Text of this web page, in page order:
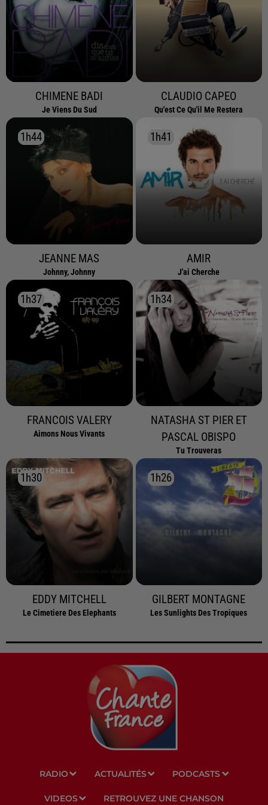
CHIMENE BADI
Je Viens Du Sud
CLAUDIO CAPEO
Qu'est Ce Qu'il Me Restera
1h44
1h44
JEANNE MAS
Johnny, Johnny
1h41
1h41
AMIR
J'ai Cherche
1h37
1h37
FRANCOIS VALERY
Aimons Nous Vivants
1h34
1h34
NATASHA ST PIER ET
PASCAL OBISPO
Tu Trouveras
1h30
1h30
EDDY MITCHELL
Le Cimetiere Des Elephants
1h26
1h26
GILBERT MONTAGNE
Les Sunlights Des Tropiques
RADIO ACTUALITÉS PODCASTS
VIDEOS RETROUVEZ UNE CHANSON